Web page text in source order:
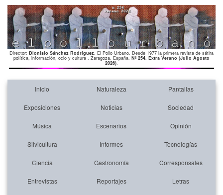
Director: Dionisio Sánchez Rodríguez. El Pollo Urbano. Desde 1977 la primera revista de sátira
política, información, ocio y cultura . Zaragoza. España. Nº 254. Extra Verano (Julio Agosto
2026).
Inicio Naturaleza Pantallas
Exposiciones Noticias Sociedad
Música Escenarios Opinión
Silvicultura Informes Tecnologías
Ciencia Gastronomía Corresponsales
Entrevistas Reportajes Letras